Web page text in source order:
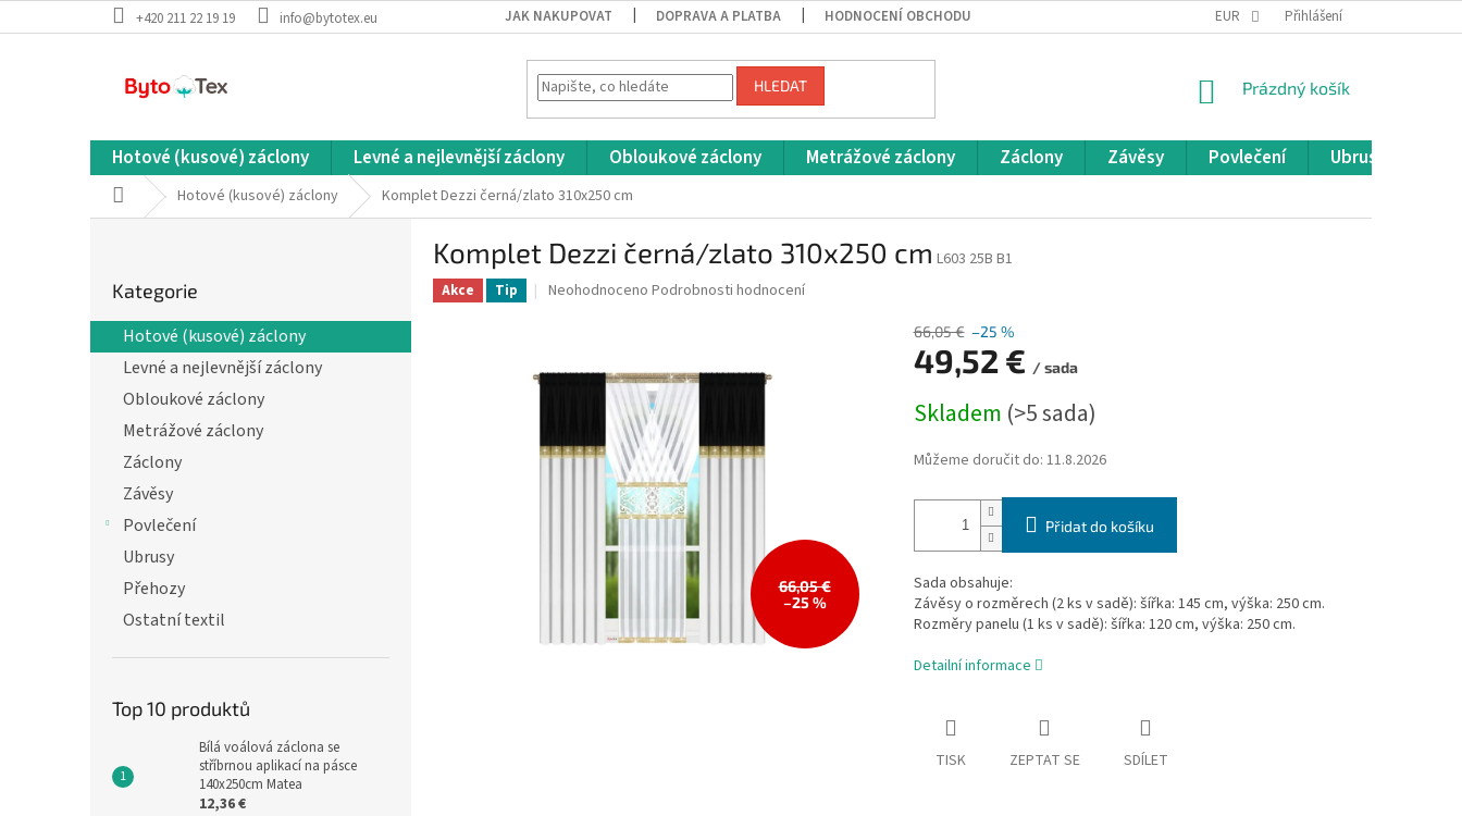
na
+420 211 22 19 19 info@bytotex.eu JAK NAKUPOVAT DOPRAVA A PLATBA HODNOCENÍ OBCHODU OBCHODNÍ PODMÍNKY
EUR Přihlášení
HLEDAT
NÁKUPNÍ
Prázdný košík
Hotové (kusové) záclony Levné a nejlevnější záclony Obloukové záclony Metrážové záclony Záclony Závěsy Povlečení Ubrusy
Domů Hotové (kusové) záclony Komplet Dezzi černá/zlato 310x250 cm
r
a
kategorie
Kategorie
Hotové (kusové) záclony
Levné a nejlevnější záclony
Obloukové záclony
Metrážové záclony
Záclony
Závěsy
Povlečení
Ubrusy
Přehozy
Ostatní textil
Top 10 produktů
Bílá voálová záclona se
stříbrnou aplikací na pásce
140x250cm Matea
12,36 €
Komplet Dezzi černá/zlato 310x250 cm L603 25B B1
Akce Tip
Průměrné
0,0
hvězdiček.
Neohodnoceno Podrobnosti hodnocení
66,05 €
–25 %
66,05 € –25 %
49,52 € / sada
cena:
Skladem (>5 sada)
Můžeme doručit do: 11.8.2026
Přidat do košíku
Sada obsahuje:
Závěsy o rozměrech (2 ks v sadě): šířka: 145 cm, výška: 250 cm.
Rozměry panelu (1 ks v sadě): šířka: 120 cm, výška: 250 cm.
Detailní informace
TISK ZEPTAT SE SDÍLET